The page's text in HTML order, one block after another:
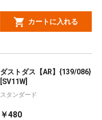
カートに入れる
ダストダス【AR】{139/086}
[SV11W]
スタンダード
￥480